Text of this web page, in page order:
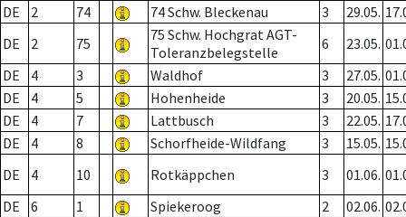
DE
2 74 74 Schw. Bleckenau 3 29.05.
DE
2 75
75 Schw. Hochgrat AGT-
Toleranzbelegstelle
6 23.05.
DE
4 3 Waldhof 3 27.05.
DE
4 5 Hohenheide 3 20.05.
DE
4 7 Lattbusch 3 22.05.
DE
4 8 Schorfheide-Wildfang 3 15.05.
DE
4 10 Rotkäppchen 3 01.06.
DE
6 1 Spiekeroog 2 02.06.